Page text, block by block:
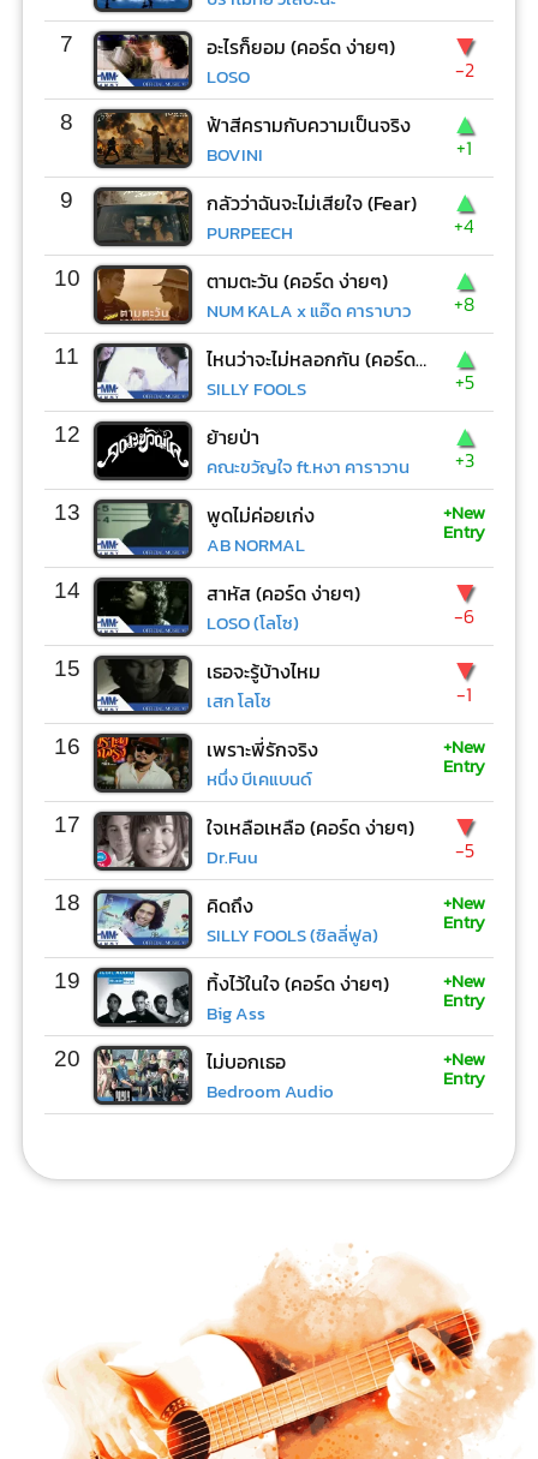
7 อะไรก็ยอม (คอร์ด ง่ายๆ)
LOSO
▼
-2
8 ฟ้าสีครามกับความเป็นจริง
BOVINI
▲
+1
9 กลัวว่าฉันจะไม่เสียใจ (Fear)
PURPEECH
▲
+4
10 ตามตะวัน (คอร์ด ง่ายๆ)
NUM KALA x แอ๊ด คาราบาว
▲
+8
11 ไหนว่าจะไม่หลอกกัน (คอร์ด ง่ายๆ)
SILLY FOOLS
▲
+5
12 ย้ายป่า
คณะขวัญใจ ft.หงา คาราวาน
▲
+3
13 พูดไม่ค่อยเก่ง
AB NORMAL
+New
Entry
14 สาหัส (คอร์ด ง่ายๆ)
LOSO (โลโซ)
▼
-6
15 เธอจะรู้บ้างไหม
เสก โลโซ
▼
-1
16 เพราะพี่รักจริง
หนึ่ง บีเคแบนด์
+New
Entry
17 ใจเหลือเหลือ (คอร์ด ง่ายๆ)
Dr.Fuu
▼
-5
18 คิดถึง
SILLY FOOLS (ซิลลี่ฟูล)
+New
Entry
19 ทิ้งไว้ในใจ (คอร์ด ง่ายๆ)
Big Ass
+New
Entry
20 ไม่บอกเธอ
Bedroom Audio
+New
Entry